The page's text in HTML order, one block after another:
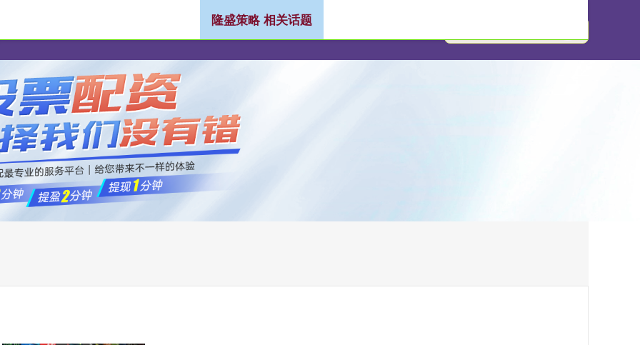
炒股配资选配
隆盛策略 相关话题